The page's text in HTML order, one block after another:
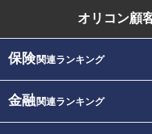
オリコン顧
保険関連ランキング
金融関連ランキング